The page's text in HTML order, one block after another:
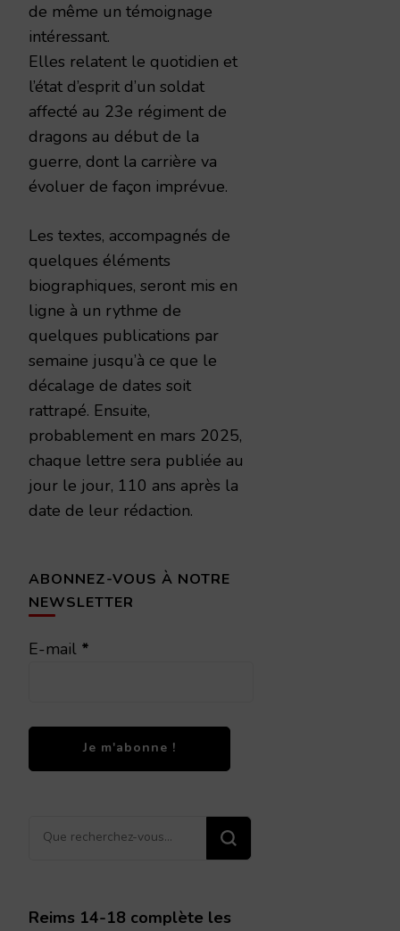
de même un témoignage
intéressant.
Elles relatent le quotidien et
l’état d’esprit d’un soldat
affecté au 23e régiment de
dragons au début de la
guerre, dont la carrière va
évoluer de façon imprévue.
Les textes, accompagnés de
quelques éléments
biographiques, seront mis en
ligne à un rythme de
quelques publications par
semaine jusqu’à ce que le
décalage de dates soit
rattrapé. Ensuite,
probablement en mars 2025,
chaque lettre sera publiée au
jour le jour, 110 ans après la
date de leur rédaction.
ABONNEZ-VOUS À NOTRE
NEWSLETTER
E-mail *
Vous
Reims 14-18 complète les